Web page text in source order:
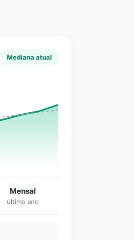
Mediana atual
Mensal
último ano